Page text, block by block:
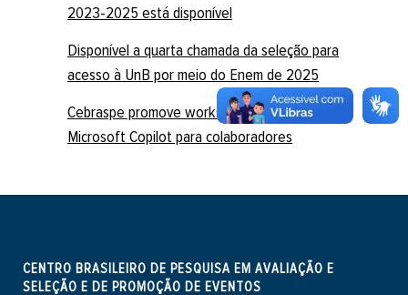
2023-2025 está disponível
Disponível a quarta chamada da seleção para
acesso à UnB por meio do Enem de 2025
Cebraspe promove workshop sobre
Microsoft Copilot para colaboradores
CENTRO BRASILEIRO DE PESQUISA EM AVALIAÇÃO E
SELEÇÃO E DE PROMOÇÃO DE EVENTOS